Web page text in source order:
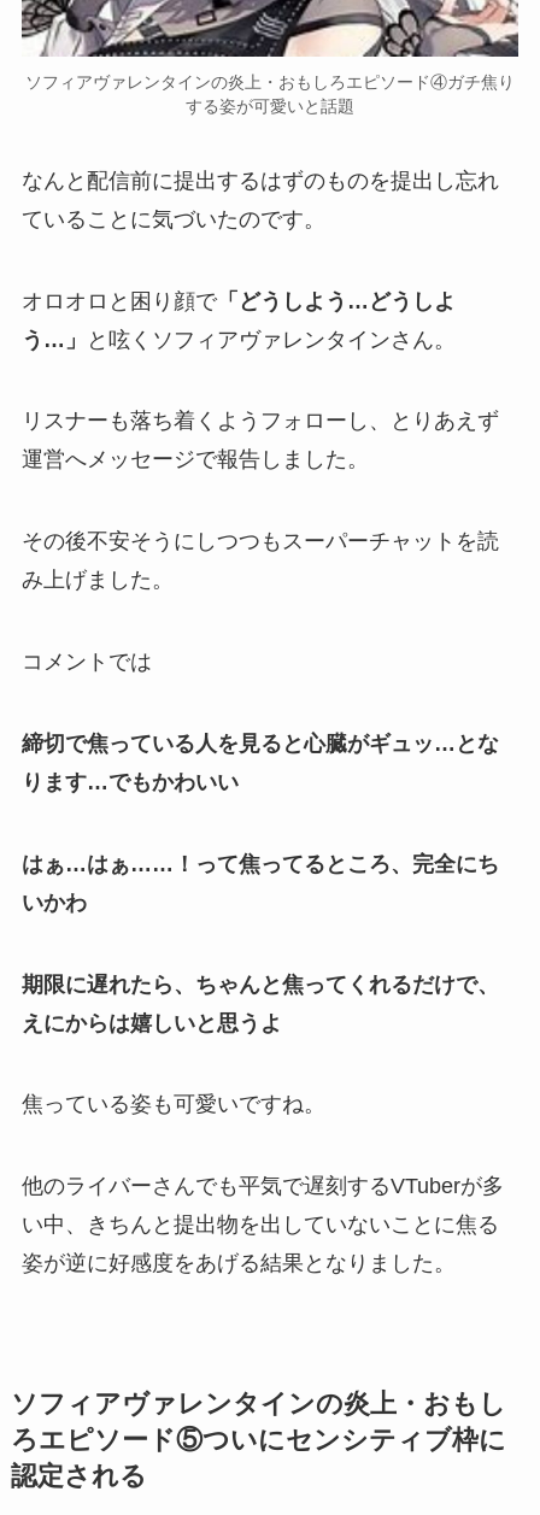
ソフィアヴァレンタインの炎上・おもしろエピソード④ガチ焦り
する姿が可愛いと話題
なんと配信前に提出するはずのものを提出し忘れ
ていることに気づいたのです。
オロオロと困り顔で「どうしよう…どうしよ
う…」
と呟くソフィアヴァレンタインさん。
リスナーも落ち着くようフォロー し、とりあえず
運営へメッセージで報告しました。
その後不安そうにしつつもスーパーチャットを読
み上げました。
コメントでは
締切で焦っている人を見ると心臓がギュッ…とな
ります…でもかわいい
はぁ…はぁ……！って焦ってるところ、完全にち
いかわ
期限に遅れたら、ちゃんと焦ってくれるだけで、
えにからは嬉しいと思うよ
焦っている姿も可愛いですね。
他のライバーさんでも平気で遅刻するVTuberが多
い中、きちんと提出物を出していないことに焦る
姿が逆に好感度をあげる結果 となりました。
ソフィアヴァレンタインの炎上・おもし
ろエピソード⑤ついにセンシティブ枠に
認定される